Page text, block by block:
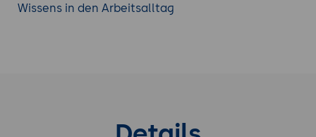
Wissens in den Arbeitsalltag